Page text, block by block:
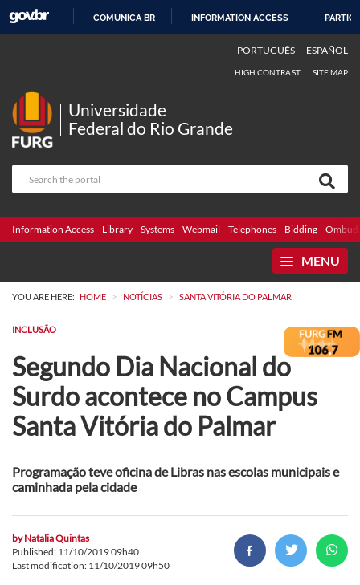
COMUNICA BR INFORMATION ACCESS
PORTUGUÊS ESPAÑOL
HIGH CONTRAST SITE MAP
Universidade
Federal do Rio Grande
Information Access Library Systems Webmail Telephones Bidding
MENU
YOU ARE HERE: HOME > NOTÍCIAS > SANTA VITÓRIA DO PALMAR
INCLUSÃO
Segundo Dia Nacional do
Surdo acontece no Campus
Santa Vitória do Palmar
Programação teve oficina de Libras nas escolas municipais e
caminhada pela cidade
byNatalia Quintas
Published: 11/10/2019 09h40
Last modification: 11/10/2019 09h50